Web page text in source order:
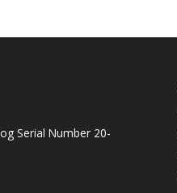
Serial Number 20-